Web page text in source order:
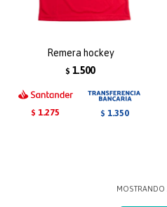
Remera hockey
$ 1.500
$ 1.275 $ 1.350
MOSTRANDO